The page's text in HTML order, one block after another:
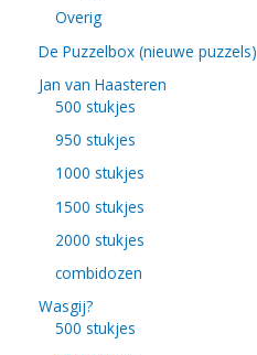
Overig
De Puzzelbox (nieuwe puzzels)
Jan van Haasteren
500 stukjes
950 stukjes
1000 stukjes
1500 stukjes
2000 stukjes
combidozen
Wasgij?
500 stukjes